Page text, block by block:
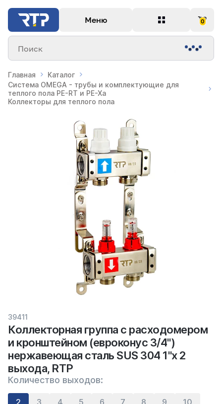
Меню 0
Поиск
Главная
Каталог
Система OMEGA - трубы и комплектующие для
теплого пола PE-RT и PE-Xa
Коллекторы для теплого пола
39411
Коллекторная группа с расходомером
и кронштейном (евроконус 3/4")
нержавеющая сталь SUS 304 1"х 2
выхода, RTP
Количество выходов:
2 3 4 5 6 7 8 9
10